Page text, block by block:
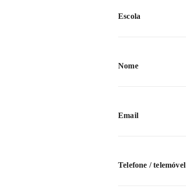
Escola
Nome
Email
Telefone / telemóvel